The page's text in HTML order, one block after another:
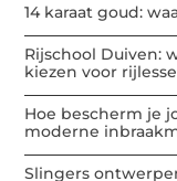
14 karaat goud:
Rijschool Duiven:
kiezen voor
Hoe bescherm je
moderne
Slingers